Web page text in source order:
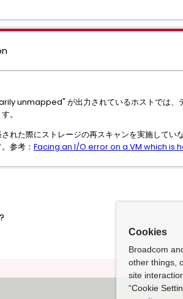
unmapped" が出力されているホストでは、
。
れた際にストレージの再スキャンを実施して
参考： Facing an I/O error on a VM which is
Cookies
Broadcom
other things,
site
“Cookie